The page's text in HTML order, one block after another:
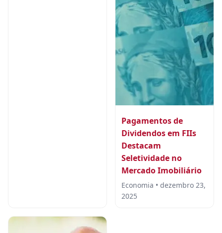
Pagamentos de
Dividendos em FIIs
Destacam
Seletividade no
Mercado Imobiliário
Economia • dezembro 23,
2025